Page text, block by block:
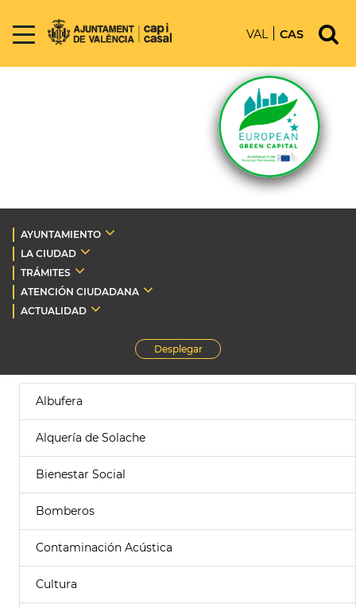
VAL CAS
AYUNTAMIENTO
LA CIUDAD
TRÁMITES
ATENCIÓN CIUDADANA
ACTUALIDAD
Desplegar
Albufera
Alquería de Solache
Bienestar Social
Bomberos
Contaminación Acústica
Cultura